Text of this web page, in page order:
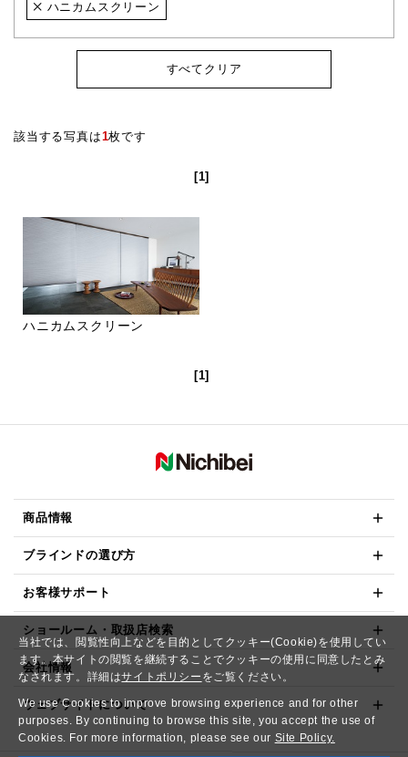
当社では、閲覧性向上などを目的としてクッキー(Cookie)を使用してい
ます。本サイトの閲覧を継続することでクッキーの使用に同意したとみ
なされます。詳細はサイトポリシー をご覧ください。
We use Cookies to improve browsing experience and for other
purposes. By continuing to browse this site, you accept the use of
Cookies. For more information, please see our Site Policy.
ハニカムスクリーン
すべてクリア
該当する写真は1枚です
[1]
ハニカムスクリーン
[1]
商品情報
ブラインドの選び方
お客様サポート
ショールーム・取扱店検索
会社情報
ウェブサイトについて